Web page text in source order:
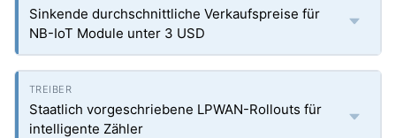
Sinkende durchschnittliche Verkaufspreise für
NB-IoT Module unter 3 USD
Staatlich vorgeschriebene LPWAN-Rollouts für
intelligente Zähler